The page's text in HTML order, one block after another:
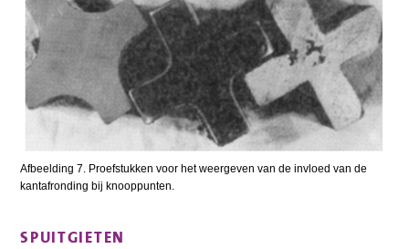
Afbeelding 7. Proefstukken voor het weergeven van de invloed van de
kantafronding bij knooppunten.
SPUITGIETEN